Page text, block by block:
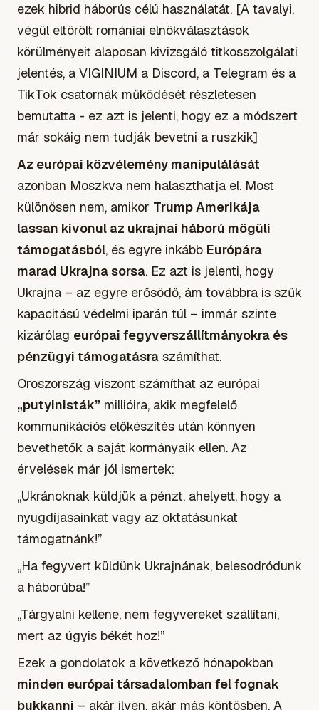
ezek hibrid háborús célú használatát. [A tavalyi,
végül eltörölt romániai elnökválasztások
körülményeit alaposan kivizsgáló titkosszolgálati
jelentés, a VIGINIUM a Discord, a Telegram és a
TikTok csatornák működését részletesen
bemutatta - ez azt is jelenti, hogy ez a módszert
már sokáig nem tudják bevetni a ruszkik]
Az európai közvélemény manipulálását
azonban Moszkva nem halaszthatja el. Most
különösen nem, amikor Trump Amerikája
lassan kivonul az ukrajnai háború mögüli
támogatásból, és egyre inkább Európára
marad Ukrajna sorsa. Ez azt is jelenti, hogy
Ukrajna – az egyre erősödő, ám továbbra is szűk
kapacitású védelmi iparán túl – immár szinte
kizárólag európai fegyverszállítmányokra és
pénzügyi támogatásra számíthat.
Oroszország viszont számíthat az európai
„putyinisták” millióira, akik megfelelő
kommunikációs előkészítés után könnyen
bevethetők a saját kormányaik ellen. Az
érvelések már jól ismertek:
„Ukránoknak küldjük a pénzt, ahelyett, hogy a
nyugdíjasainkat vagy az oktatásunkat
támogatnánk!”
„Ha fegyvert küldünk Ukrajnának, belesodródunk
a háborúba!”
„Tárgyalni kellene, nem fegyvereket szállítani,
mert az úgyis békét hoz!”
Ezek a gondolatok a következő hónapokban
minden európai társadalomban fel fognak
bukkanni – akár ilyen, akár más köntösben. A